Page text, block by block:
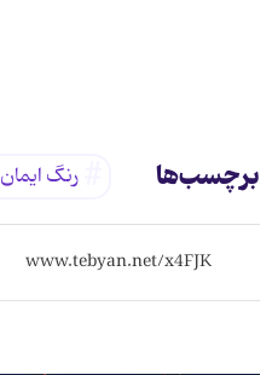
برچسب‌ها رنگ ایمان